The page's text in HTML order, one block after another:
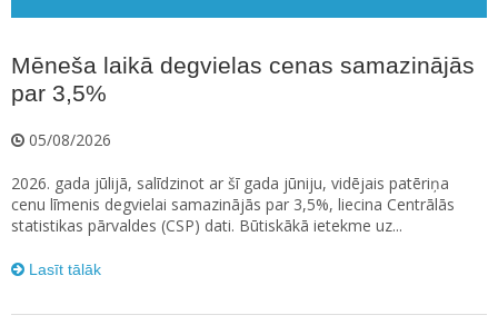
Mēneša laikā degvielas cenas samazinājās
par 3,5%
05/08/2026
2026. gada jūlijā, salīdzinot ar šī gada jūniju, vidējais patēriņa
cenu līmenis degvielai samazinājās par 3,5%, liecina Centrālās
statistikas pārvaldes (CSP) dati. Būtiskākā ietekme uz...
Lasīt tālāk